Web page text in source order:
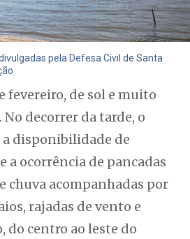
pela Defesa Civil de Santa
fevereiro, de sol e muito
No decorrer da tarde, o
disponibilidade de
a ocorrência de pancadas
chuva acompanhadas por
rajadas de vento e
do centro ao leste do